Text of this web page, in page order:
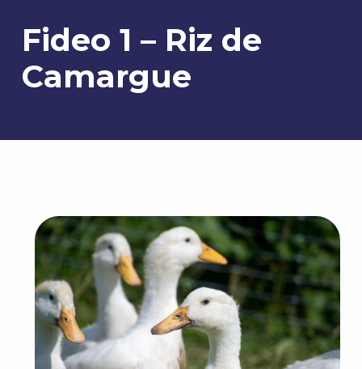
Fideo 1 – Riz de
Camargue